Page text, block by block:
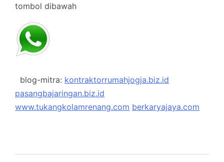
tombol dibawah
blog-mitra: kontraktorrumahjogja.biz.id
pasangbajaringan.biz.id
www.tukangkolamrenang.com berkaryajaya.com